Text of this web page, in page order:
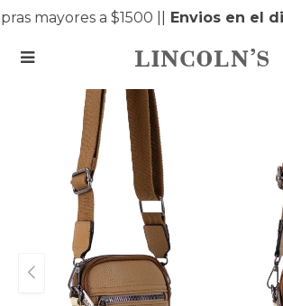
mayores a $1500 | Envios en el
